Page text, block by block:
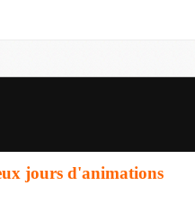
jours d'animations